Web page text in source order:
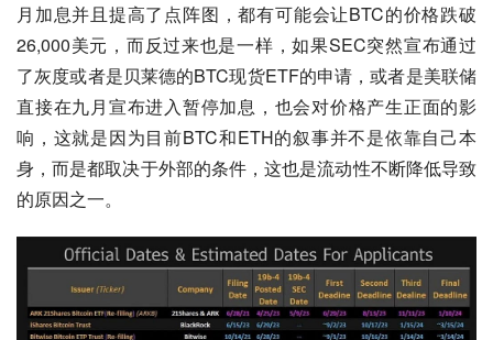
月加息并且提高了点阵图，都有可能会让BTC的价格跌破
26,000美元，而反过来也是一样，如果SEC突然宣布通过
了灰度或者是贝莱德的BTC现货ETF的申请，或者是美联储
直接在九月宣布进入暂停加息，也会对价格产生正面的影
响，这就是因为目前BTC和ETH的叙事并不是依靠自己本
身，而是都取决于外部的条件，这也是流动性不断降低导致
的原因之一。